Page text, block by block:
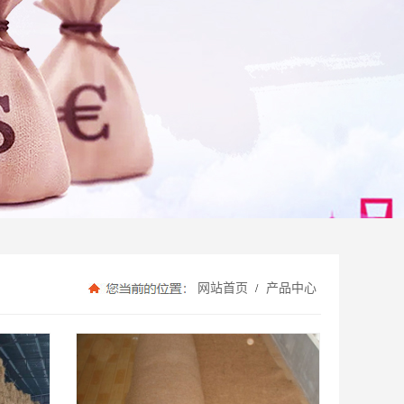
网站首页 / 产品中心